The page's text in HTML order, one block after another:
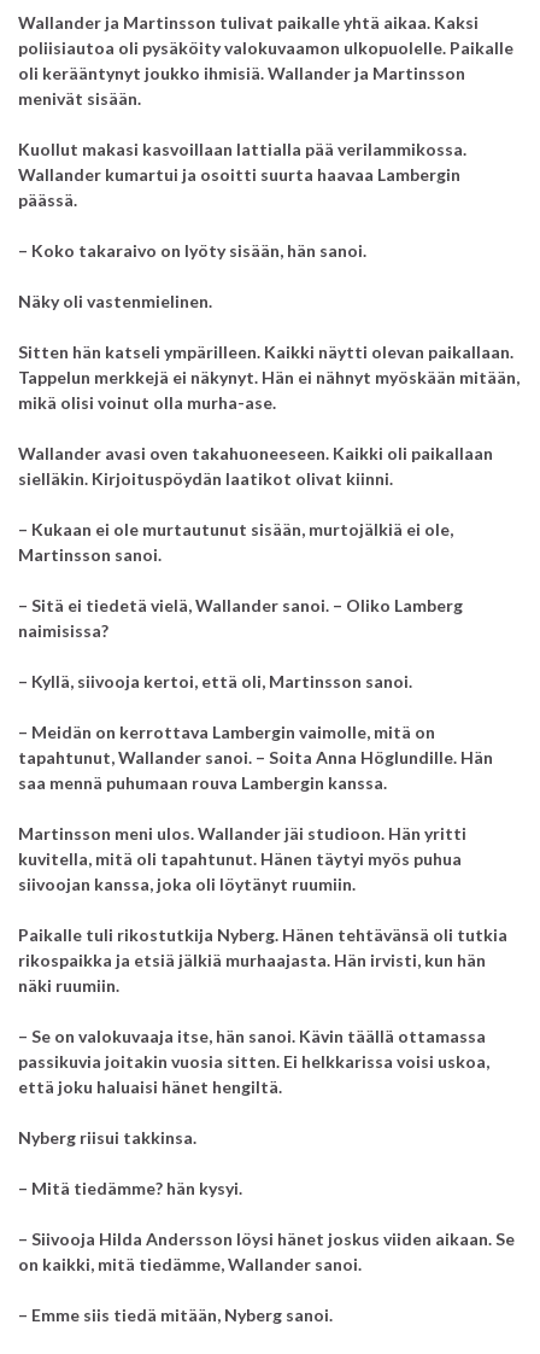
Wallander ja Martinsson tulivat paikalle yhtä aikaa. Kaksi
poliisiautoa oli pysäköity valokuvaamon ulkopuolelle. Paikalle
oli kerääntynyt joukko ihmisiä. Wallander ja Martinsson
menivät sisään.
Kuollut makasi kasvoillaan lattialla pää verilammikossa.
Wallander kumartui ja osoitti suurta haavaa Lambergin
päässä.
– Koko takaraivo on lyöty sisään, hän sanoi.
Näky oli vastenmielinen.
Sitten hän katseli ympärilleen. Kaikki näytti olevan paikallaan.
Tappelun merkkejä ei näkynyt. Hän ei nähnyt myöskään mitään,
mikä olisi voinut olla murha-ase.
Wallander avasi oven takahuoneeseen. Kaikki oli paikallaan
sielläkin. Kirjoituspöydän laatikot olivat kiinni.
– Kukaan ei ole murtautunut sisään, murtojälkiä ei ole,
Martinsson sanoi.
– Sitä ei tiedetä vielä, Wallander sanoi. – Oliko Lamberg
naimisissa?
– Kyllä, siivooja kertoi, että oli, Martinsson sanoi.
– Meidän on kerrottava Lambergin vaimolle, mitä on
tapahtunut, Wallander sanoi. – Soita Anna Höglundille. Hän
saa mennä puhumaan rouva Lambergin kanssa.
Martinsson meni ulos. Wallander jäi studioon. Hän yritti
kuvitella, mitä oli tapahtunut. Hänen täytyi myös puhua
siivoojan kanssa, joka oli löytänyt ruumiin.
Paikalle tuli rikostutkija Nyberg. Hänen tehtävänsä oli tutkia
rikospaikka ja etsiä jälkiä murhaajasta. Hän irvisti, kun hän
näki ruumiin.
– Se on valokuvaaja itse, hän sanoi. Kävin täällä ottamassa
passikuvia joitakin vuosia sitten. Ei helkkarissa voisi uskoa,
että joku haluaisi hänet hengiltä.
Nyberg riisui takkinsa.
– Mitä tiedämme? hän kysyi.
– Siivooja Hilda Andersson löysi hänet joskus viiden aikaan. Se
on kaikki, mitä tiedämme, Wallander sanoi.
– Emme siis tiedä mitään, Nyberg sanoi.